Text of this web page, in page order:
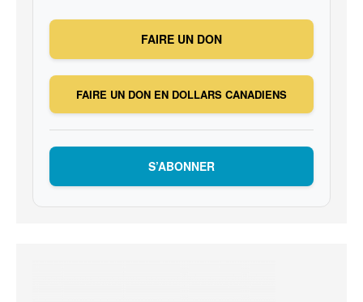
FAIRE UN DON
FAIRE UN DON EN DOLLARS CANADIENS
S’ABONNER